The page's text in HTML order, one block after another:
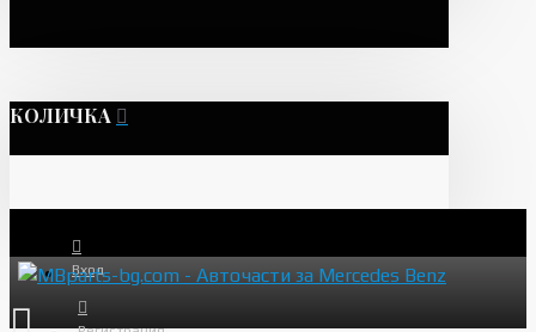
КОЛИЧКА
Вход